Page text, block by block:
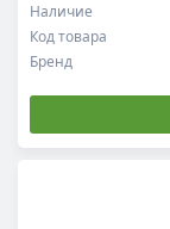
Код товара
Наличие
Бренд